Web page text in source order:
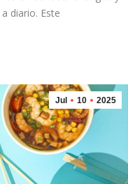
diario. Este
Jul 10 2025